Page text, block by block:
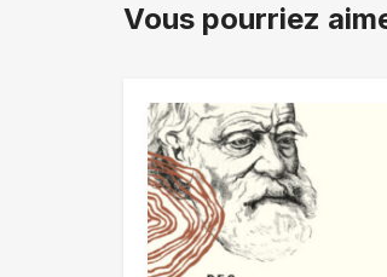
Vous pourriez